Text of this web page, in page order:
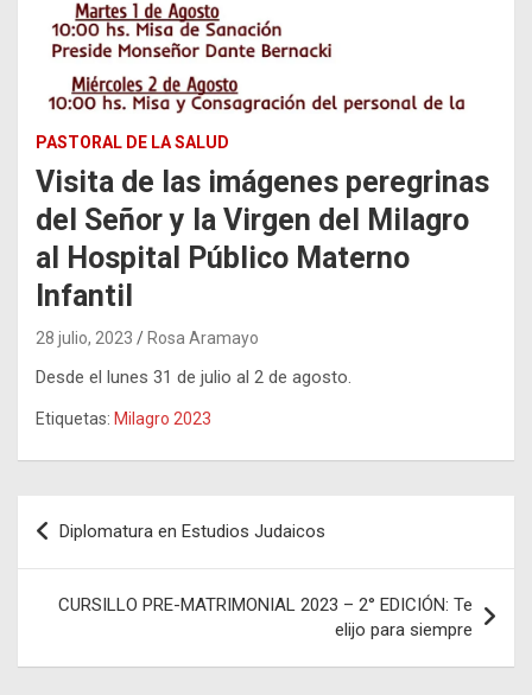
PASTORAL DE LA SALUD
Visita de las imágenes peregrinas
del Señor y la Virgen del Milagro
al Hospital Público Materno
Infantil
28 julio, 2023 Rosa Aramayo
Desde el lunes 31 de julio al 2 de agosto.
Etiquetas: Milagro 2023
Navegación
de
entradas
Diplomatura en Estudios Judaicos
CURSILLO PRE-MATRIMONIAL 2023 – 2° EDICIÓN: Te
elijo para siempre